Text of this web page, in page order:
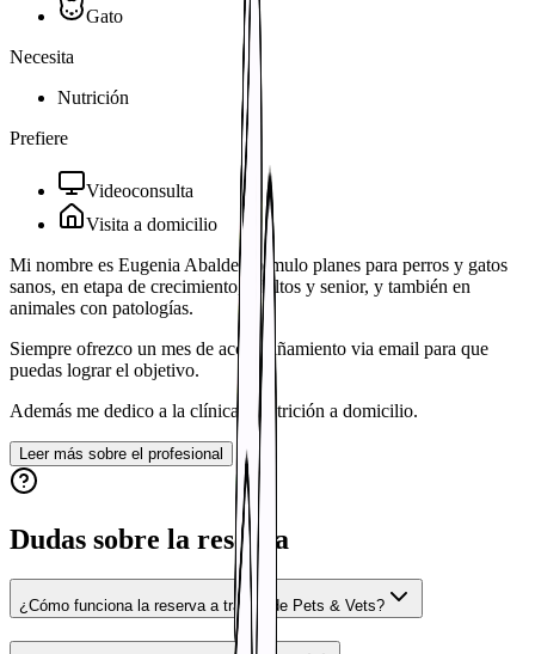
Gato
Necesita
Nutrición
Prefiere
Videoconsulta
Visita a domicilio
Mi nombre es Eugenia Abalde, formulo planes para perros y gatos
sanos, en etapa de crecimiento, adultos y senior, y también en
animales con patologías.
Siempre ofrezco un mes de acompañamiento via email para que
puedas lograr el objetivo.
Además me dedico a la clínica y nutrición a domicilio.
Leer más sobre el profesional
Dudas sobre la reserva
¿Cómo funciona la reserva a través de Pets & Vets?